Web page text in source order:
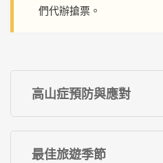
們代辦搶票。
高山症預防與應對
最佳旅遊季節